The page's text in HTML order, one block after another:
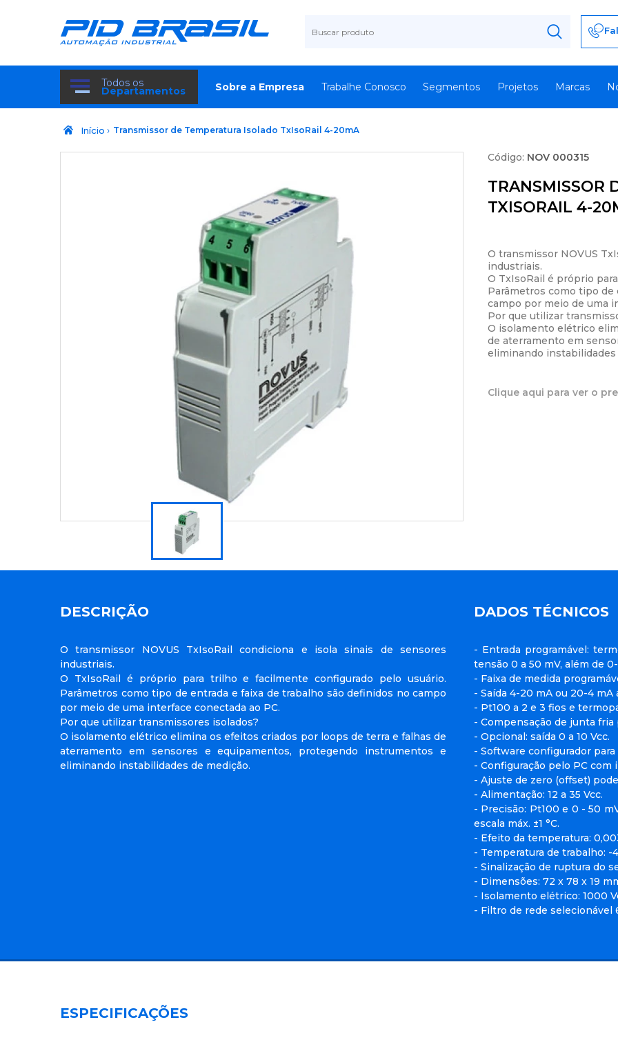
...
Todos os
Departamentos Sobre a Empresa Trabalhe Conosco Segmentos Projetos Marcas
Início › Transmissor de Temperatura Isolado TxIsoRail 4-20mA
Código: NOV 000315
TRANSMISSOR
TXISORAIL 4-
O transmissor NOVUS
industriais.
O TxIsoRail é próprio
Parâmetros como tipo de
campo por meio de uma
Por que utilizar
O isolamento elétrico
de aterramento em
eliminando instabilidades
Clique aqui para ver o
DESCRIÇÃO
O transmissor NOVUS TxIsoRail condiciona e isola sinais de sensores
industriais.
O TxIsoRail é próprio para trilho e facilmente configurado pelo usuário.
Parâmetros como tipo de entrada e faixa de trabalho são definidos no campo
por meio de uma interface conectada ao PC.
Por que utilizar transmissores isolados?
O isolamento elétrico elimina os efeitos criados por loops de terra e falhas de
aterramento em sensores e equipamentos, protegendo instrumentos e
eliminando instabilidades de medição.
DADOS TÉCNICOS
- Entrada programável:
tensão 0 a 50 mV, além de
- Faixa de medida
- Saída 4-20 mA ou 20-4
- Pt100 a 2 e 3 fios e
- Compensação de junta fria
- Opcional: saída 0 a 10 Vcc.
- Software configurador
- Configuração pelo PC com
- Ajuste de zero (offset)
- Alimentação: 12 a 35 Vcc.
- Precisão: Pt100 e 0 - 50
escala máx. ±1 °C.
- Efeito da temperatura:
- Temperatura de trabalho: -
- Sinalização de ruptura do
- Dimensões: 72 x 78 x 19
- Isolamento elétrico: 1000
- Filtro de rede selecionável
ESPECIFICAÇÕES